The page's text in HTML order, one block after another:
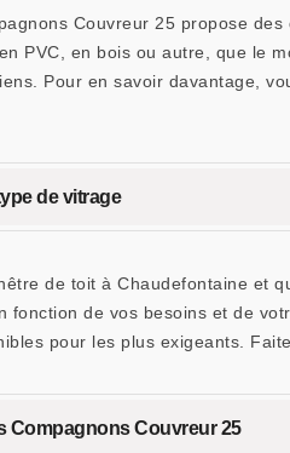
Couvreur 25 propose
PVC, en bois ou autre, que le
Pour en savoir davantage,
de vitrage
de toit à Chaudefontaine et
de vos besoins et de
pour les plus exigeants.
Compagnons Couvreur 25